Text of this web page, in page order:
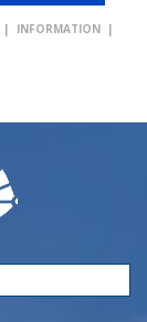
| INFORMATION |